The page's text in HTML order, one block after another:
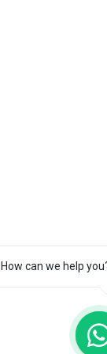
How can we help